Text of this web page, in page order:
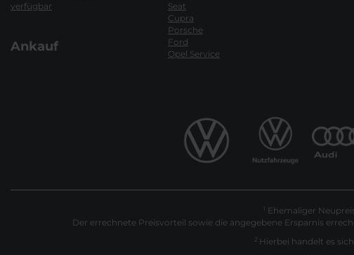
verfügbar
Ankauf
Seat
Cupra
Porsche
Ford
Opel Service
1 Ehemaliger
Der errechnete Preisvorteil sowie die angegebene Ersparnis
2 Hierbei handelt es